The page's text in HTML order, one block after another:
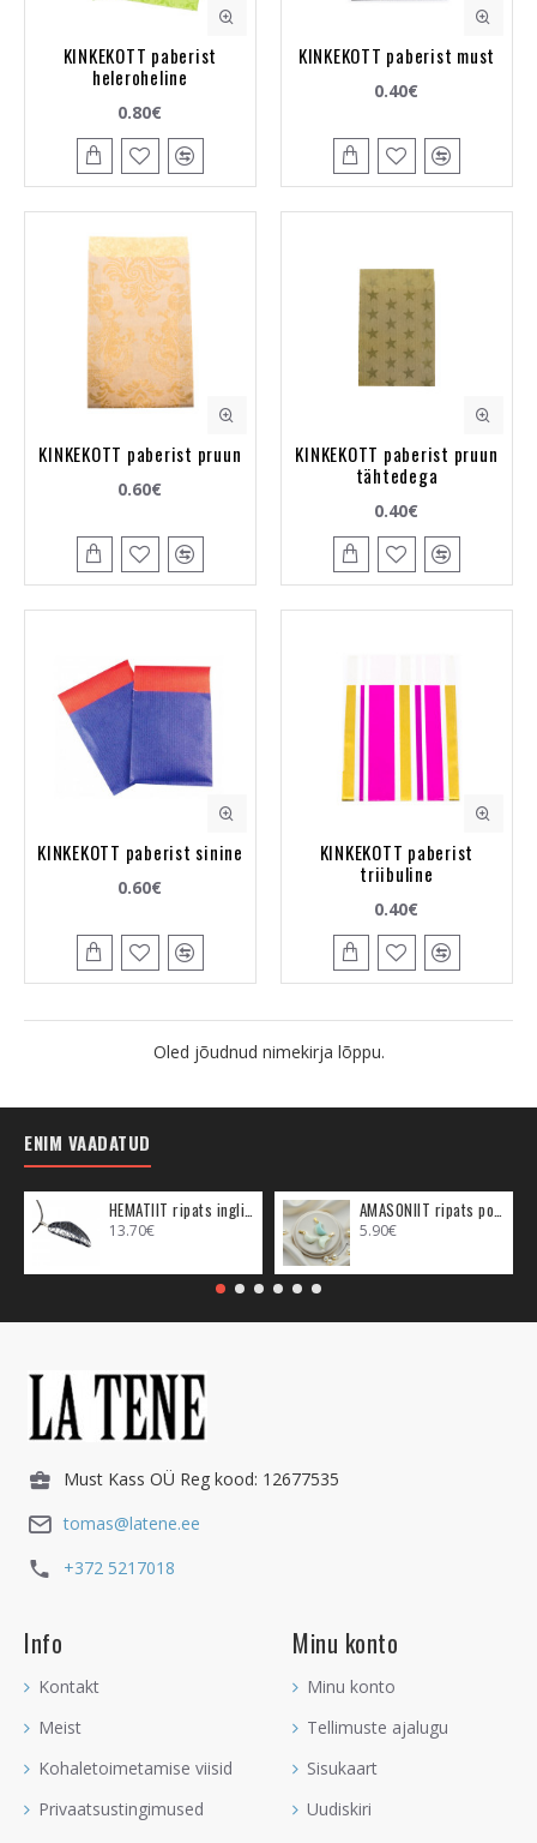
KINKEKOTT paberist
heleroheline
0.80€
KINKEKOTT paberist must
0.40€
KINKEKOTT paberist pruun
0.60€
KINKEKOTT paberist pruun
tähtedega
0.40€
KINKEKOTT paberist sinine
0.60€
KINKEKOTT paberist
triibuline
0.40€
Oled jõudnud nimekirja lõppu.
ENIM VAADATUD
13.70€ 5.90€
Must Kass OÜ Reg kood: 12677535
tomas@latene.ee
+372 5217018
Info
Kontakt
Meist
Kohaletoimetamise viisid
Privaatsustingimused
Minu konto
Minu konto
Tellimuste ajalugu
Sisukaart
Uudiskiri